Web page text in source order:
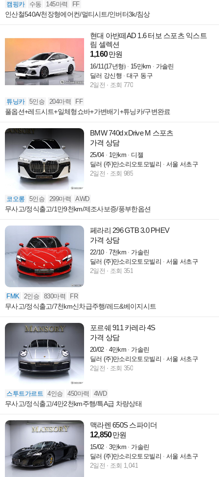
캠핑카 수동 145마력 FF
인산철540A/천장형에어컨/멀티시트/인버터3k/침상
현대 아반떼AD 1.6 터보 스포츠 익스트
림 셀렉션
1,160만원
16/11(17년형) 15만km
가솔린
딜러 강신행
대구 동구
2일전
조회 770
튜닝카 5인승 204마력 FF
풀옵션+레드시트+일체형쇼바+가변배기+튜닝카/구변완료
BMW 740d xDrive M 스포츠
가격 상담
25/04 1만km
디젤
딜러 (주)만소리오토모빌리
서울 서초구
2일전
조회 985
코오롱 5인승 299마력 AWD
무사고/정식출고/1만9천km/제조사보증/풍부한옵션
페라리 296 GTB 3.0 PHEV
가격 상담
22/10 7천km
가솔린
딜러 (주)만소리오토모빌리
서울 서초구
2일전
조회 351
FMK 2인승 830마력 FR
무사고/정식출고/7천km신차급주행/레드&베이지시트
포르쉐 911 카레라 4S
가격 상담
20/02 4만km
가솔린
딜러 (주)만소리오토모빌리
서울 서초구
2일전
조회 350
스투트가르트 4인승 450마력 4WD
무사고/정식출고/4만2천km주행/특A급 차량상태
맥라렌 650S 스파이더
12,850만원
15/02 3만km
가솔린
딜러 (주)만소리오토모빌리
서울 서초구
2일전
조회 1,041